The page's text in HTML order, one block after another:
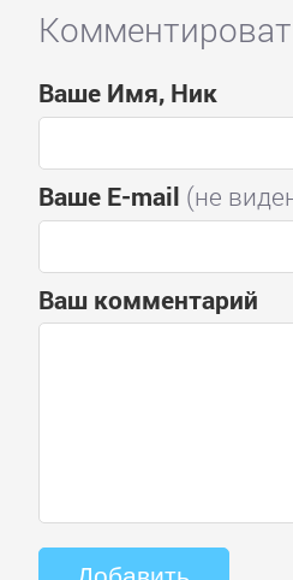
Ваше Имя, Ник
Ваше E-mail (не
Ваш комментарий